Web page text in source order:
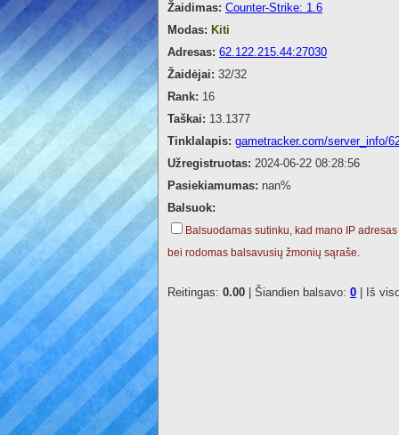
Žaidimas: Counter-Strike: 1.6
Modas: Kiti
Adresas: 62.122.215.44:27030
Žaidėjai: 32/32
Rank: 16
Taškai: 13.1377
Tinklalapis: gametracker.com/server_info/
Užregistruotas: 2024-06-22 08:28:56
Pasiekiamumas: nan%
Balsuok:
Balsuodamas sutinku, kad mano IP
bei rodomas balsavusių žmonių sąraše.
Reitingas: 0.00 | Šiandien balsavo: 0 | Iš